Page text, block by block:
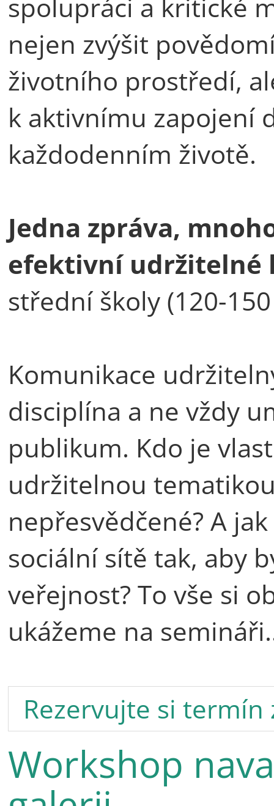
nejen zvýšit
životního prostředí,
k aktivnímu zapojení
každodenním životě.
Jedna zpráva,
efektivní udržitelné
střední školy (120-
Komunikace
disciplína a ne vždy
publikum. Kdo je
udržitelnou
nepřesvědčené? A
sociální sítě tak, aby
veřejnost? To vše si
ukážeme na
Rezervujte si termín
Workshop